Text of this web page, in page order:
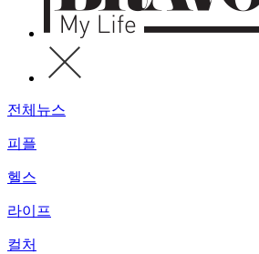
전체뉴스
피플
헬스
라이프
컬처